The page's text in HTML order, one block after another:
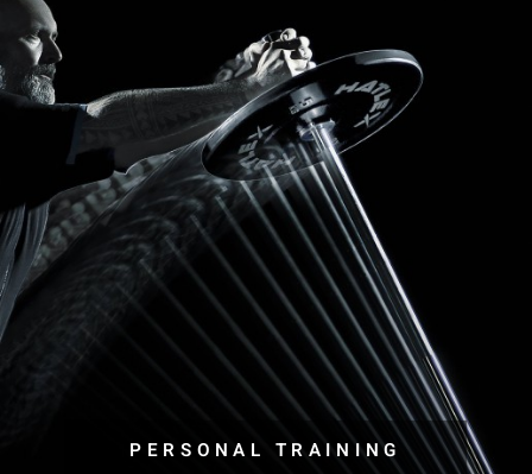
PERSONAL TRAINING